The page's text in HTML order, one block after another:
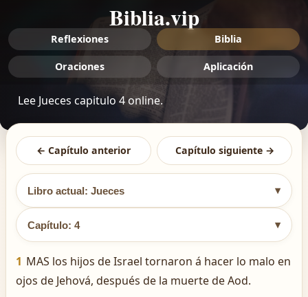
Biblia.vip
Reflexiones Biblia
Oraciones Aplicación
Lee Jueces capitulo 4 online.
← Capítulo anterior Capítulo siguiente →
Libro actual: Jueces ▾
Capítulo: 4 ▾
1 MAS los hijos de Israel tornaron á hacer lo malo en
ojos de Jehová, después de la muerte de Aod.